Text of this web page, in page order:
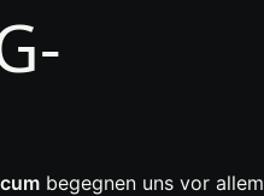
begegnen uns vor allem